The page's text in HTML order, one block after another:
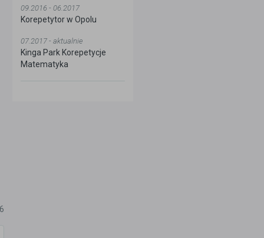
09.2016 - 06.2017
Korepetytor w Opolu
07.2017 - aktualnie
Kinga Park Korepetycje
Matematyka